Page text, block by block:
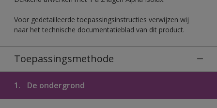
Voor gedetailleerde toepassingsinstructies verwijzen wij
naar het technische documentatieblad van dit product.
Toepassingsmethode
1. De ondergrond